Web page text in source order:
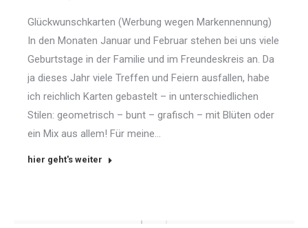
Glückwunschkarten (Werbung wegen Markennennung)
In den Monaten Januar und Februar stehen bei uns viele
Geburtstage in der Familie und im Freundeskreis an. Da
ja dieses Jahr viele Treffen und Feiern ausfallen, habe
ich reichlich Karten gebastelt – in unterschiedlichen
Stilen: geometrisch – bunt – grafisch – mit Blüten oder
ein Mix aus allem! Für meine…
hier geht's weiter